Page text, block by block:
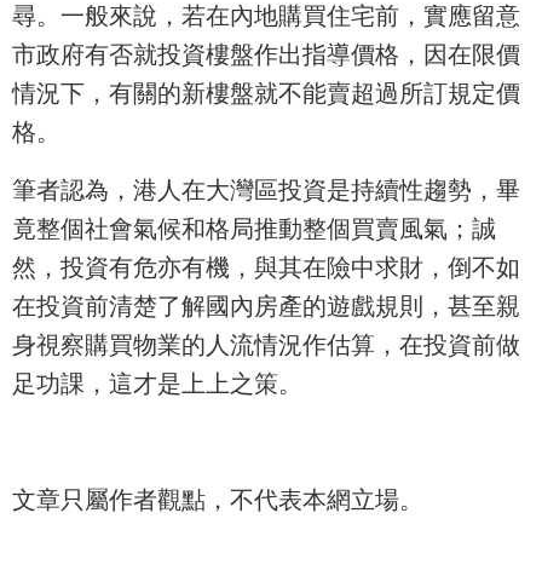
尋。一般來說，若在內地購買住宅前，實應留意
市政府有否就投資樓盤作出指導價格，因在限價
情況下，有關的新樓盤就不能賣超過所訂規定價
格。
筆者認為，港人在大灣區投資是持續性趨勢，畢
竟整個社會氣候和格局推動整個買賣風氣；誠
然，投資有危亦有機，與其在險中求財，倒不如
在投資前清楚了解國內房產的遊戲規則，甚至親
身視察購買物業的人流情況作估算，在投資前做
足功課，這才是上上之策。
文章只屬作者觀點，不代表本網立場。